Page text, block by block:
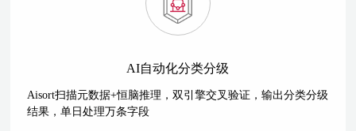
AI自动化分类分级
Aisort扫描元数据+恒脑推理，双引擎交叉验证，输出分类分级
结果，单日处理万条字段